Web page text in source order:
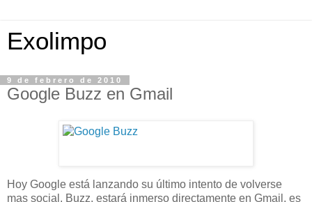
Exolimpo
9 de febrero de 2010
Google Buzz en Gmail
Hoy Google está lanzando su último intento de volverse
mas social, Buzz, estará inmerso directamente en Gmail, es